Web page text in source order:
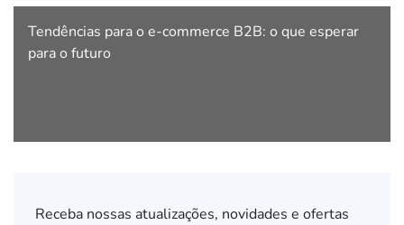
Tendências para o e-commerce B2B: o que esperar
para o futuro
Receba nossas atualizações, novidades e ofertas